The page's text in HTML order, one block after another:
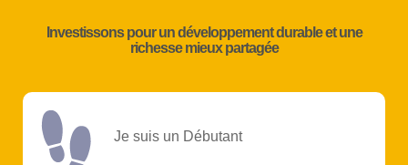
Investissons pour un développement durable et une
richesse mieux partagée
Je suis un Débutant